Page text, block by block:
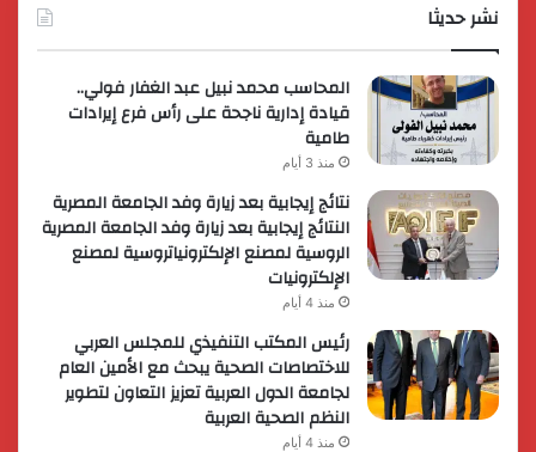
حصرية
نشر حديثا
المحاسب محمد نبيل عبد الغفار فولي..
قيادة إدارية ناجحة على رأس فرع إيرادات
طامية
منذ 3 أيام
نتائج إيجابية بعد زيارة وفد الجامعة المصرية
النتائج إيجابية بعد زيارة وفد الجامعة المصرية
الروسية لمصنع الإلكترونياتروسية لمصنع
الإلكترونيات
منذ 4 أيام
رئيس المكتب التنفيذي للمجلس العربي
للاختصاصات الصحية يبحث مع الأمين العام
لجامعة الدول العربية تعزيز التعاون لتطوير
النظم الصحية العربية
منذ 4 أيام